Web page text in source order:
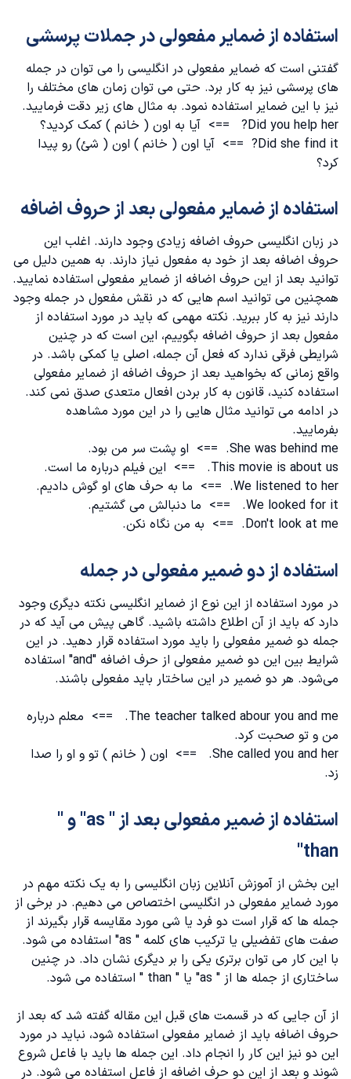
استفاده از ضمایر مفعولی در جملات پرسشی
گفتنی است که ضمایر مفعولی در انگلیسی را می توان در جمله
های پرسشی نیز به کار برد. حتی می توان زمان های مختلف را
نیز با این ضمایر استفاده نمود. به مثال های زیر دقت فرمایید.
Did you help her? ==> آیا به اون ( خانم ) کمک کردید؟
Did she find it? ==> آیا اون ( خانم ) اون ( شئ) رو پیدا
کرد؟
استفاده از ضمایر مفعولی بعد از حروف اضافه
در زبان انگلیسی حروف اضافه زیادی وجود دارند. اغلب این
حروف اضافه بعد از خود به مفعول نیاز دارند. به همین دلیل می
توانید بعد از این حروف اضافه از ضمایر مفعولی استفاده نمایید.
همچنین می توانید اسم هایی که در نقش مفعول در جمله وجود
دارند نیز به کار ببرید. نکته مهمی که باید در مورد استفاده از
مفعول بعد از حروف اضافه بگوییم، این است که در چنین
شرایطی فرقی ندارد که فعل آن جمله، اصلی یا کمکی باشد. در
واقع زمانی که بخواهید بعد از حروف اضافه از ضمایر مفعولی
استفاده کنید، قانون به کار بردن افعال متعدی صدق نمی کند.
در ادامه می توانید مثال هایی را در این مورد مشاهده
بفرمایید‌.
She was behind me. ==> او پشت سر من بود.
This movie is about us. ==> این فیلم درباره ما است.
We listened to her. ==> ما به حرف های او گوش دادیم.
We looked for it. ==> ما دنبالش می گشتیم.
Don't look at me. ==> به من نگاه نکن.
استفاده از دو ضمیر مفعولی در جمله
در مورد استفاده از این نوع از ضمایر انگلیسی نکته دیگری وجود
دارد که باید از آن اطلاع داشته باشید. گاهی پیش می آید که در
جمله دو ضمیر مفعولی را باید مورد استفاده قرار دهید. در این
شرایط بین این دو ضمیر مفعولی از حرف اضافه "and" استفاده
می‌شود. هر دو ضمیر در این ساختار باید مفعولی باشند.
The teacher talked abour you and me. ==> معلم درباره
من و تو صحبت کرد.
She called you and her. ==> اون ( خانم ) تو و او را صدا
زد.
استفاده از ضمیر مفعولی بعد از " as" و "
than"
این بخش از آموزش آنلاین زبان انگلیسی را به یک نکته مهم در
مورد ضمایر مفعولی در انگلیسی اختصاص می دهیم. در برخی از
جمله ها که قرار است دو فرد یا شی مورد مقایسه قرار بگیرند از
صفت های تفضیلی یا ترکیب های کلمه " as" استفاده می شود.
با این کار می توان برتری یکی را بر دیگری نشان داد. در چنین
ساختاری از جمله ها از " as" یا " than " استفاده می شود.
از آن جایی که در قسمت های قبل این مقاله گفته شد که بعد از
حروف اضافه باید از ضمایر مفعولی استفاده شود، نباید در مورد
این دو نیز این کار را انجام داد. این جمله ها باید با فاعل شروع
شوند و بعد از این دو حرف اضافه از فاعل استفاده می شود. در